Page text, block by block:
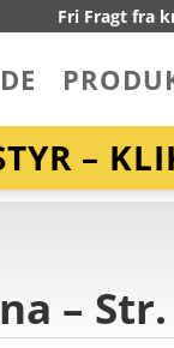
Fri Fragt fra
–
–